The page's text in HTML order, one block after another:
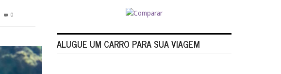
0
ALUGUE UM CARRO PARA SUA VIAGEM